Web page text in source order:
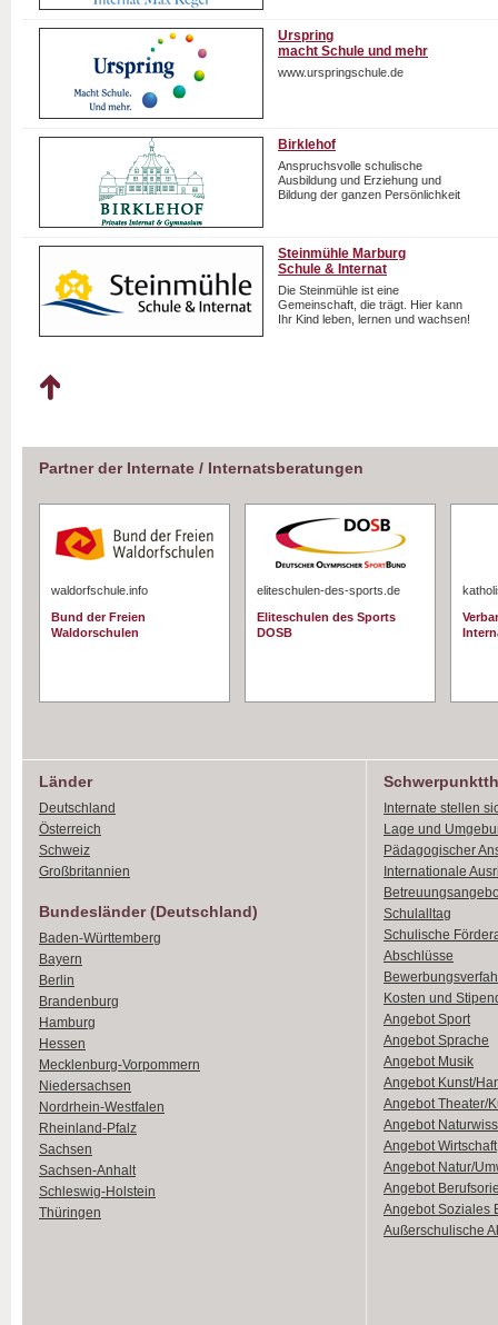
Urspring
macht Schule und mehr
www.urspringschule.de
Birklehof
Anspruchsvolle schulische
Ausbildung und Erziehung und
Bildung der ganzen Persönlichkeit
Steinmühle Marburg
Schule & Internat
Die Steinmühle ist eine
Gemeinschaft, die trägt. Hier kann
Ihr Kind leben, lernen und wachsen!
Partner der Internate / Internatsberatungen
waldorfschule.info
Bund der Freien
Waldorschulen
eliteschulen-des-sports.de
Eliteschulen des Sports
DOSB
Länder
Deutschland
Österreich
Schweiz
Großbritannien
Bundesländer (Deutschland)
Baden-Württemberg
Bayern
Berlin
Brandenburg
Hamburg
Hessen
Mecklenburg-Vorpommern
Niedersachsen
Nordrhein-Westfalen
Rheinland-Pfalz
Sachsen
Sachsen-Anhalt
Schleswig-Holstein
Thüringen
Internate stellen
Lage und
Pädagogischer
Internationale
Schulalltag
Schulische
Abschlüsse
Kosten und
Angebot Sport
Angebot Sprache
Angebot Musik
Angebot Kunst/
Angebot Theater/
Angebot
Angebot Wirtschaft
Angebot Natur/
Angebot
Angebot Soziales
Außerschulische